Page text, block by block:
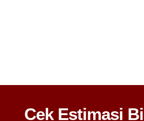
Cek Estimasi